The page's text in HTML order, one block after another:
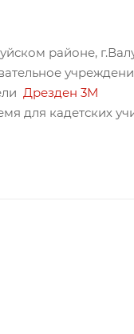
районе,
Дрезден 3М
для кадетских